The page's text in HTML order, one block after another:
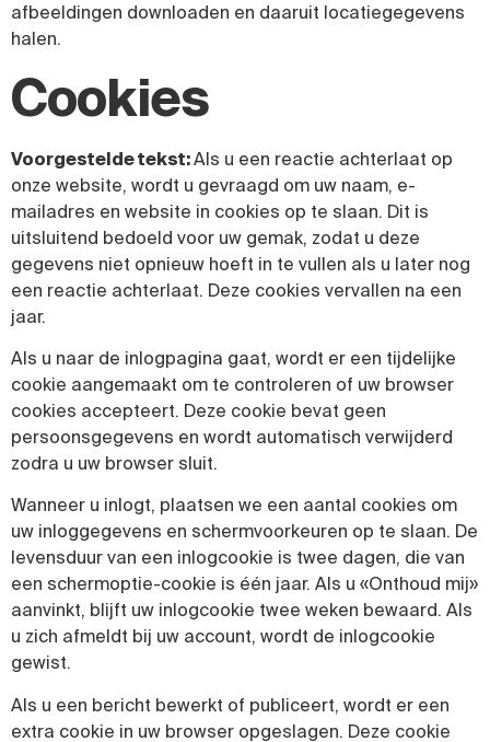
afbeeldingen downloaden en daaruit locatiegegevens
halen.
Cookies
Voorgestelde tekst:Als u een reactie achterlaat op
onze website, wordt u gevraagd om uw naam, e-
mailadres en website in cookies op te slaan. Dit is
uitsluitend bedoeld voor uw gemak, zodat u deze
gegevens niet opnieuw hoeft in te vullen als u later nog
een reactie achterlaat. Deze cookies vervallen na een
jaar.
Als u naar de inlogpagina gaat, wordt er een tijdelijke
cookie aangemaakt om te controleren of uw browser
cookies accepteert. Deze cookie bevat geen
persoonsgegevens en wordt automatisch verwijderd
zodra u uw browser sluit.
Wanneer u inlogt, plaatsen we een aantal cookies om
uw inloggegevens en schermvoorkeuren op te slaan. De
levensduur van een inlogcookie is twee dagen, die van
een schermoptie-cookie is één jaar. Als u «Onthoud mij»
aanvinkt, blijft uw inlogcookie twee weken bewaard. Als
u zich afmeldt bij uw account, wordt de inlogcookie
gewist.
Als u een bericht bewerkt of publiceert, wordt er een
extra cookie in uw browser opgeslagen. Deze cookie